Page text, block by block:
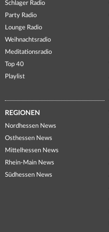
Schlager Radio
Party Radio
Lounge Radio
Weihnachtsradio
Meditationsradio
Top 40
Playlist
REGIONEN
Nordhessen News
Osthessen News
Mittelhessen News
Rhein-Main News
Südhessen News